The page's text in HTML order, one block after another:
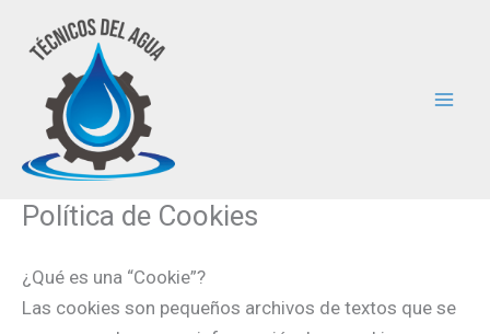
contenido
Política de Cookies
¿Qué es una “Cookie”?
Las cookies son pequeños archivos de textos que se